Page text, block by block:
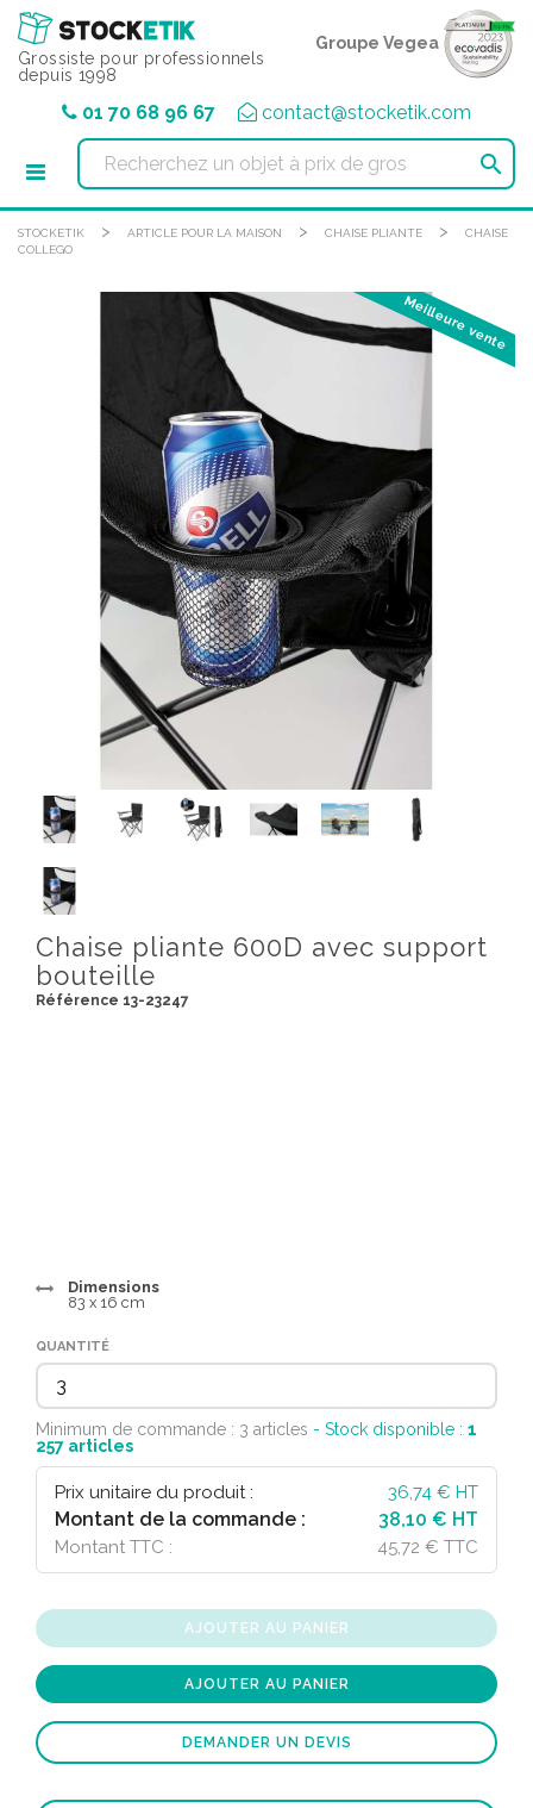
Grossiste pour professionnels
depuis 1998
Groupe Vegea
01 70 68 96 67 contact@stocketik.com

STOCKETIK > ARTICLE POUR LA MAISON > CHAISE PLIANTE >
CHAISE
COLLEGO
Meilleure vente
Chaise pliante 600D avec support
bouteille
Référence 13-23247
Dimensions
83 x 16 cm
QUANTITÉ
Minimum de commande : 3 articles - Stock disponible : 1
257 articles
Prix unitaire du produit : 36,74 € HT
Montant de la commande : 38,10 € HT
Montant TTC : 45,72 € TTC
AJOUTER AU PANIER
AJOUTER AU PANIER
DEMANDER UN DEVIS
Panneau de gestion des cookies